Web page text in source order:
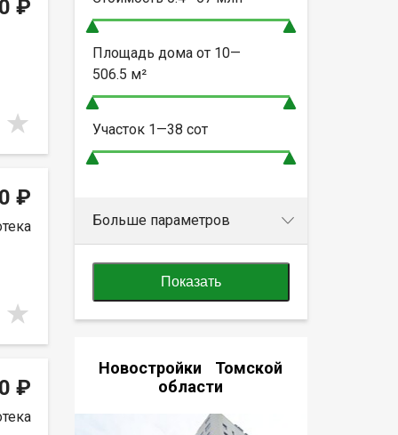
₽
₽
₽
Площадь дома от 10—
506.5 м²
Участок 1—38 сот
Больше параметров
Показать
Новостройки Томской
области